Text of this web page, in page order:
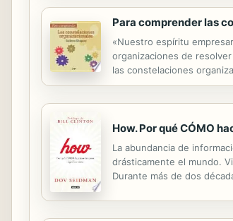
Para comprender las
«Nuestro espíritu
organizaciones de
las constelaciones
organizaciones. Quien se
How. Por qué CÓMO
La abundancia de
drásticamente el mundo.
Durante más de dos